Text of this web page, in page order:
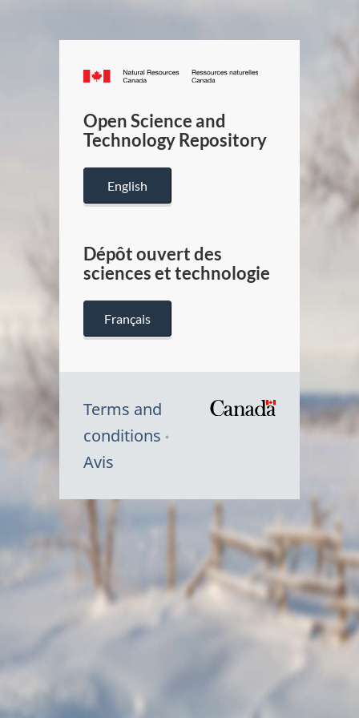
Canada.ca
/
Canada
Open Science and
Technology Repository
English
Dépôt ouvert des
sciences et technologie
Français
Terms and
conditions
Avis
Symbole
Canada